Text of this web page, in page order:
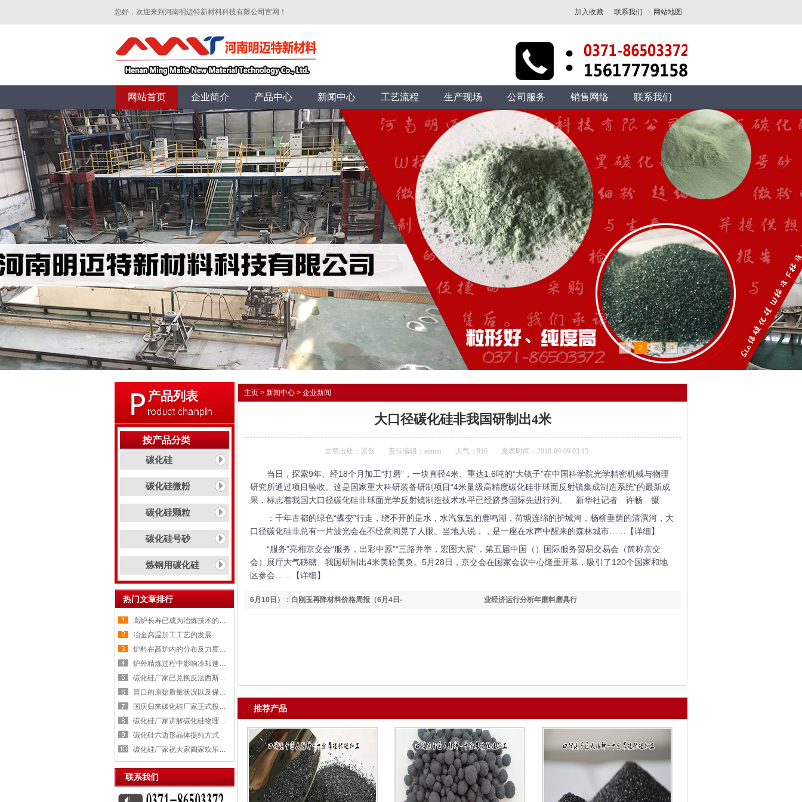
您好，欢迎来到河南明迈特新材料科技有限公司官网！ 加入收藏 联系我们 网站地图
网站首页 企业简介 产品中心 新闻中心 工艺流程 生产现场 公司服务 销售网络 联系我们
1 2 3 4
产品列表
按产品分类
碳化硅
碳化硅微粉
碳化硅颗粒
碳化硅号砂
炼钢用碳化硅
热门文章排行
高炉长寿已成为冶炼技术的重要
冶金高温加工工艺的发展
炉料在高炉内的分布及力度变化
炉外精炼过程中影响冷却速率的
碳化硅厂家已兑换反法西斯战争
冒口的原始质量状况以及保温剂
国庆归来碳化硅厂家正式投入生
碳化硅厂家讲解碳化硅物理性质
碳化硅六边形晶体提纯方式
碳化硅厂家祝大家阖家欢乐，喜
联系我们
主页 > 新闻中心 > 企业新闻
大口径碳化硅非我国研制出4米
文章出处：原创 责任编辑：admin 人气： 916 发表时间：2018-09-09 03:15
当日，探索9年、经18个月加工“打磨”，一块直径4米、重达1.6吨的“大镜子”在中国科学院光学精密机械与物理
研究所通过项目验收。这是国家重大科研装备研制项目“4米量级高精度碳化硅非球面反射镜集成制造系统”的最新成
果，标志着我国大口径碳化硅非球面光学反射镜制造技术水平已经跻身国际先进行列。 新华社记者 许畅 摄
：千年古都的绿色“蝶变”行走，绕不开的是水，水汽氤氲的鹿鸣湖，荷塘连绵的护城河，杨柳垂荫的清潩河，大
口径碳化硅非总有一片波光会在不经意间晃了人眼。当地人说，，是一座在水声中醒来的森林城市……【详细】
“服务”亮相京交会“服务，出彩中原”“三路并举，宏图大展”，第五届中国（）国际服务贸易交易会（简称京交
会）展厅大气磅礴、我国研制出4米美轮美奂。5月28日，京交会在国家会议中心隆重开幕，吸引了120个国家和地
区参会……【详细】
6月10日）：白刚玉再降材料价格周报（6月4日- 业经济运行分析年磨料磨具行
推荐产品